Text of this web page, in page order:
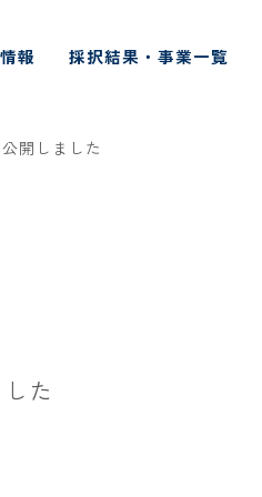
報 採択結果・事業一覧
開しました
た